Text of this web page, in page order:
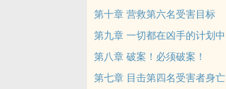
第十章 营救第六名受害目标
第九章 一切都在凶手的计划中
第八章 破案！必须破案！
第七章 目击第四名受害者身亡